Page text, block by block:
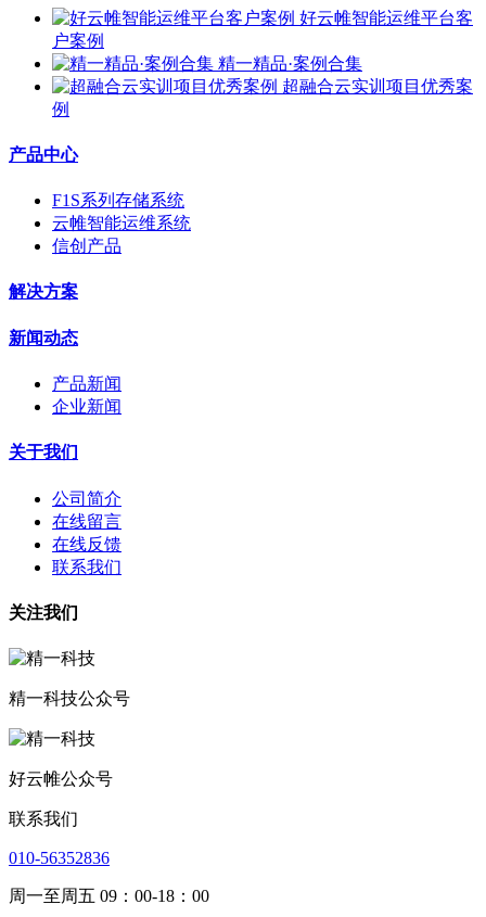
好云帷智能运维平台客
户案例
精一精品·案例合集
超融合云实训项目优秀案
例
产品中心
F1S系列存储系统
云帷智能运维系统
信创产品
解决方案
新闻动态
产品新闻
企业新闻
关于我们
公司简介
在线留言
在线反馈
联系我们
关注我们
精一科技公众号
好云帷公众号
联系我们
010-56352836
周一至周五 09：00-18：00